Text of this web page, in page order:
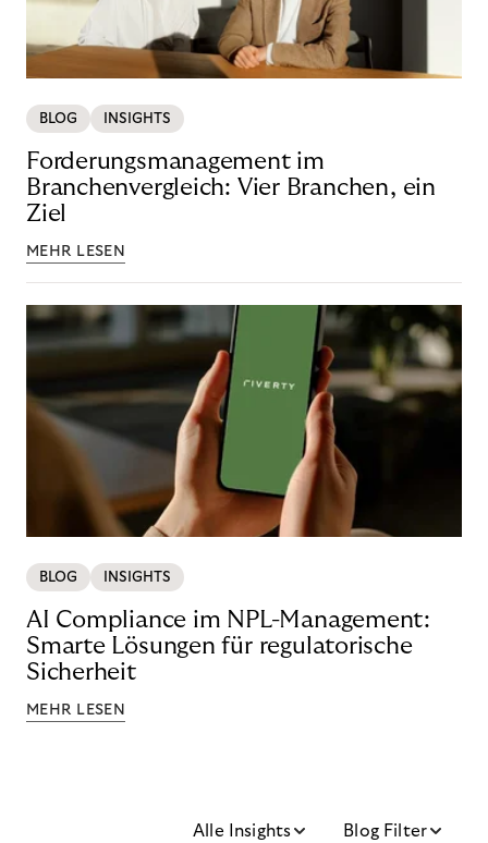
BLOG INSIGHTS
Forderungsmanagement im
Branchenvergleich: Vier Branchen, ein
Ziel
MEHR LESEN
BLOG INSIGHTS
AI Compliance im NPL-Management:
Smarte Lösungen für regulatorische
Sicherheit
MEHR LESEN
Alle Insights Blog Filter